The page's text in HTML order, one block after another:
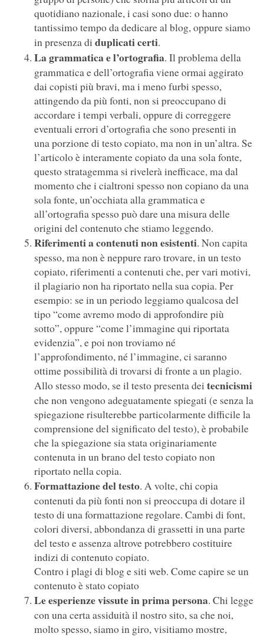
quotidiano nazionale, i casi sono due: o hanno
tantissimo tempo da dedicare al blog, oppure siamo
in presenza di duplicati certi.
La grammatica e l’ortografia. Il problema della
grammatica e dell’ortografia viene ormai aggirato
dai copisti più bravi, ma i meno furbi spesso,
attingendo da più fonti, non si preoccupano di
accordare i tempi verbali, oppure di correggere
eventuali errori d’ortografia che sono presenti in
una porzione di testo copiato, ma non in un’altra. Se
l’articolo è interamente copiato da una sola fonte,
questo stratagemma si rivelerà inefficace, ma dal
momento che i cialtroni spesso non copiano da una
sola fonte, un’occhiata alla grammatica e
all’ortografia spesso può dare una misura delle
origini del contenuto che stiamo leggendo.
Riferimenti a contenuti non esistenti. Non capita
spesso, ma non è neppure raro trovare, in un testo
copiato, riferimenti a contenuti che, per vari motivi,
il plagiario non ha riportato nella sua copia. Per
esempio: se in un periodo leggiamo qualcosa del
tipo “come avremo modo di approfondire più
sotto”, oppure “come l’immagine qui riportata
evidenzia”, e poi non troviamo né
l’approfondimento, né l’immagine, ci saranno
ottime possibilità di trovarsi di fronte a un plagio.
Allo stesso modo, se il testo presenta dei tecnicismi
che non vengono adeguatamente spiegati (e senza la
spiegazione risulterebbe particolarmente difficile la
comprensione del significato del testo), è probabile
che la spiegazione sia stata originariamente
contenuta in un brano del testo copiato non
riportato nella copia.
Formattazione del testo. A volte, chi copia
contenuti da più fonti non si preoccupa di dotare il
testo di una formattazione regolare. Cambi di font,
colori diversi, abbondanza di grassetti in una parte
del testo e assenza altrove potrebbero costituire
indizi di contenuto copiato.
Contro i plagi di blog e siti web. Come capire se un
contenuto è stato copiato
Le esperienze vissute in prima persona. Chi legge
con una certa assiduità il nostro sito, sa che noi,
molto spesso, siamo in giro, visitiamo mostre,